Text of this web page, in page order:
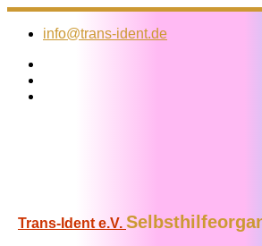
Zum
Inhalt
info@trans-ident.de
Trans-Ident e.V.